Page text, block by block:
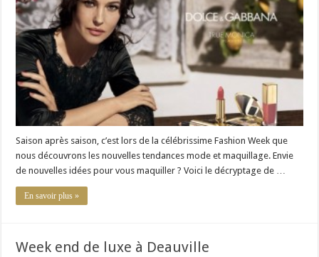
l’hiver
Saison après saison, c’est lors de la célébrissime Fashion Week que
nous découvrons les nouvelles tendances mode et maquillage. Envie
de nouvelles idées pour vous maquiller ? Voici le décryptage de …
En savoir plus »
Week end de luxe à Deauville